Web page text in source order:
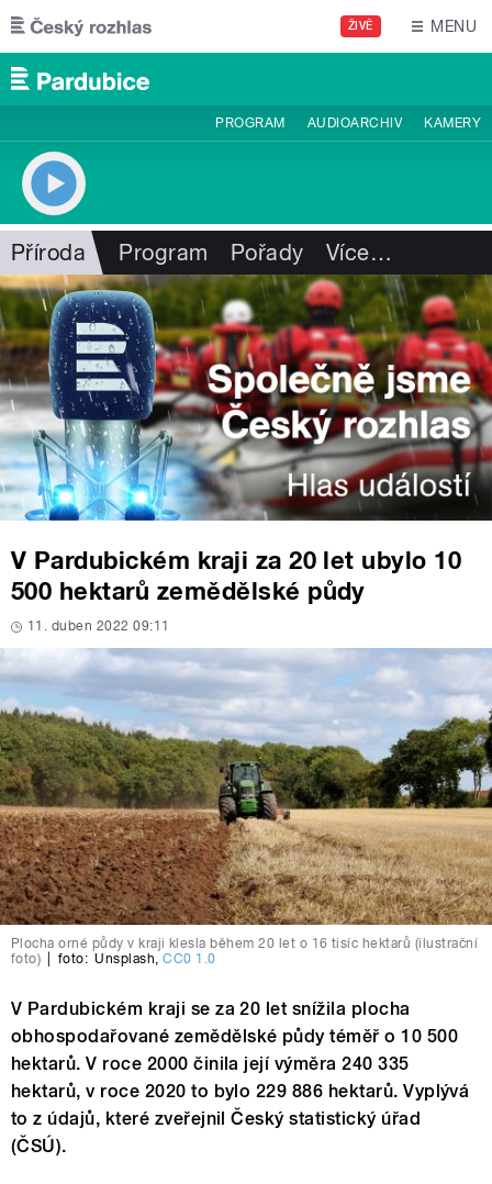
Přejít k hlavnímu obsahu
ŽIVĚ MENU
PROGRAM AUDIOARCHIV KAMERY
Příroda Program Pořady Více…
V Pardubickém kraji za 20 let ubylo 10
500 hektarů zemědělské půdy
11. duben 2022 09:11
Plocha orné půdy v kraji klesla během 20 let o 16 tisíc hektarů (ilustrační
foto)
foto: Unsplash,CC0 1.0
V Pardubickém kraji se za 20 let snížila plocha
obhospodařované zemědělské půdy téměř o 10 500
hektarů. V roce 2000 činila její výměra 240 335
hektarů, v roce 2020 to bylo 229 886 hektarů. Vyplývá
to z údajů, které zveřejnil Český statistický úřad
(ČSÚ).